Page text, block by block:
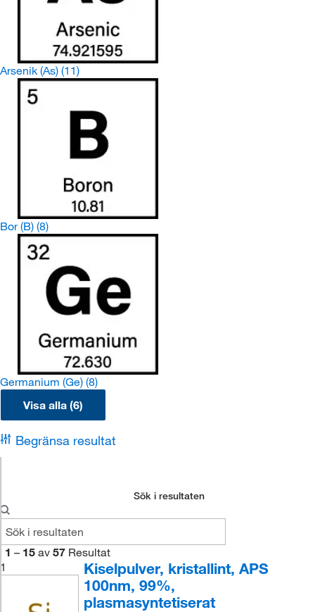
Arsenik (As) (11)
Bor (B) (8)
Germanium (Ge) (8)
Visa alla (6)
Begränsa resultat
Sök i resultaten
1 – 15 av 57 Resultat
1
Kiselpulver, kristallint, APS
100nm, 99%,
plasmasyntetiserat